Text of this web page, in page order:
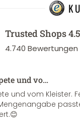
Trusted Shops
4.740 Bewertungen
und vo…
und vom Kleister.